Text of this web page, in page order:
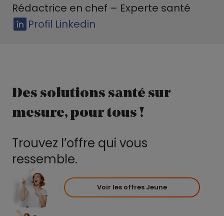
Rédactrice en chef – Experte santé
Profil Linkedin
Des solutions santé sur-
mesure, pour tous !
Trouvez l’offre qui vous
ressemble.
Voir les offres Jeune